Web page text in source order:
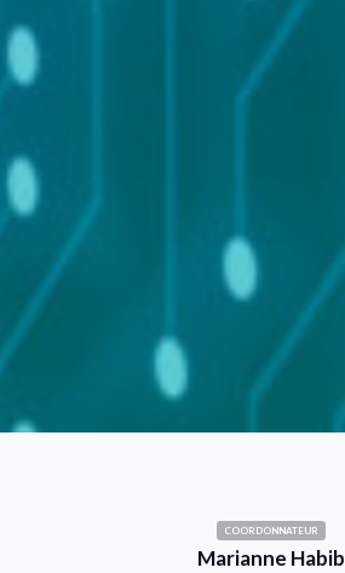
COORDONNATEUR
Marianne Habib